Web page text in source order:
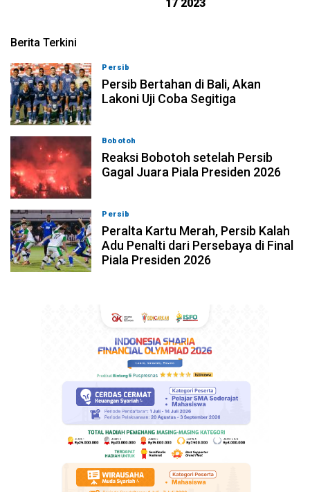
17 2023
Berita Terkini
Persib
Persib Bertahan di Bali, Akan
Lakoni Uji Coba Segitiga
Bobotoh
Reaksi Bobotoh setelah Persib
Gagal Juara Piala Presiden 2026
Persib
Peralta Kartu Merah, Persib Kalah
Adu Penalti dari Persebaya di Final
Piala Presiden 2026